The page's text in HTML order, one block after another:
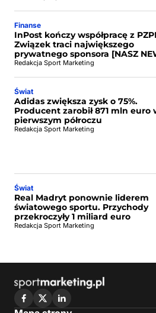
Finanse
InPost kończy współpracę z
Związek traci największego
prywatnego sponsora [NASZ
Redakcja Sport Marketing
Świat
Adidas zwiększa zysk o 75%.
Producent zarobił 871 mln euro
pierwszym półroczu
Redakcja Sport Marketing
Świat
Real Madryt ponownie liderem
światowego sportu. Przychody
przekroczyły 1 miliard euro
Redakcja Sport Marketing